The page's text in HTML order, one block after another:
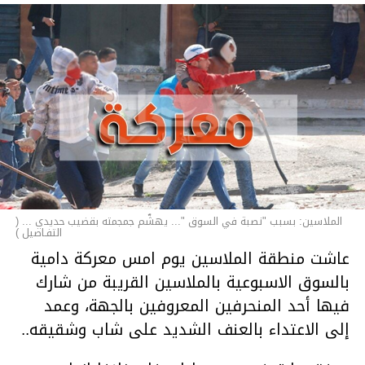
الملاسين: بسبب "نصبة في السوق "... يهشّم جمجمته بقضيب حديدي ... (
التفـاصيل )
عاشت منطقة الملاسين يوم امس معركة دامية
بالسوق الاسبوعية بالملاسين القريبة من شارك
فيها أحد المنحرفين المعروفين بالجهة، وعمد
إلى الاعتداء بالعنف الشديد على شاب وشقيقه..